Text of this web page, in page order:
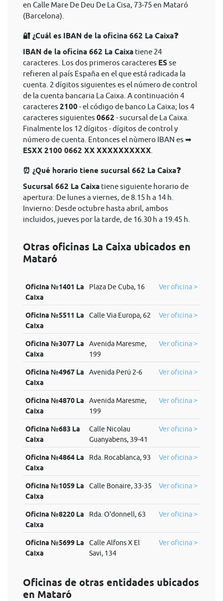
en Calle Mare De Deu De La Cisa, 73-75 en Mataró
(Barcelona).
🔐 ¿Cuál es IBAN de la oficina 662 La Caixa❓
IBAN de la oficina 662 La Caixa tiene 24
caracteres. Los dos primeros caracteres ES se
refieren al país España en el que está radicada la
cuenta. 2 dígitos siguientes es el número de control
de la cuenta bancaria La Caixa. A continuación 4
caracteres 2100 - el código de banco La Caixa; los 4
caracteres siguientes 0662 - sucursal de La Caixa.
Finalmente los 12 dígitos - dígitos de control y
número de cuenta. Entonces el nùmero IBAN es ➡
ESXX 2100 0662 XX XXXXXXXXXX
⏰ ¿Qué horario tiene sucursal 662 La Caixa❓
Sucursal 662 La Caixa tiene siguiente horario de
apertura: De lunes a viernes, de 8.15 h a 14 h.
Invierno: Desde octubre hasta abril, ambos
incluidos, jueves por la tarde, de 16.30 h a 19.45 h.
Otras oficinas La Caixa ubicados en
Mataró
Oficina №1401 La
Caixa
Plaza De Cuba, 16 Ver oficina >
Oficina №5511 La
Caixa
Calle Via Europa, 62 Ver oficina >
Oficina №3077 La
Caixa
Avenida Maresme,
199
Ver oficina >
Oficina №4967 La
Caixa
Avenida Perú 2-6 Ver oficina >
Oficina №4870 La
Caixa
Avenida Maresme,
199
Ver oficina >
Oficina №683 La
Caixa
Calle Nicolau
Guanyabens, 39-41
Ver oficina >
Oficina №4864 La
Caixa
Rda. Rocablanca, 93 Ver oficina >
Oficina №1059 La
Caixa
Calle Bonaire, 33-35 Ver oficina >
Oficina №8220 La
Caixa
Rda. O'donnell, 63 Ver oficina >
Oficina №5699 La
Caixa
Calle Alfons X El
Savi, 134
Ver oficina >
Oficinas de otras entidades ubicados
en Mataró